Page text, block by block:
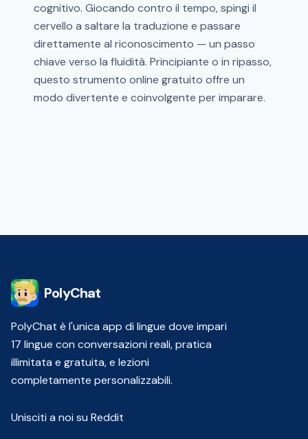
cognitivo. Giocando contro il tempo, spingi il
cervello a saltare la traduzione e passare
direttamente al riconoscimento — un passo
chiave verso la fluidità. Principiante o in ripasso,
questo strumento online gratuito offre un
modo divertente e coinvolgente per imparare.
PolyChat
PolyChat è l'unica app di lingue dove impari
17 lingue con conversazioni reali, pratica
illimitata e gratuita, e lezioni
completamente personalizzabili.
Unisciti a noi su Reddit